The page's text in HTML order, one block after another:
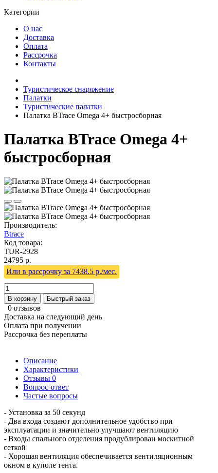
Категории
О нас
Доставка
Оплата
Рассрочка
Контакты
Туристическое снаряжение
Палатки
Туристические палатки
Палатка BTrace Omega 4+ быстросборная
Палатка BTrace Omega 4+
быстросборная
Производитель:
Btrace
Код товара:
TUR-2928
24795 р.
Или в рассрочку за 7438.5 р./мес.
В корзину Быстрый заказ
0 отзывов
Доставка на следующий день
Оплата при получении
Рассрочка без переплаты
Описание
Характеристики
Отзывы 0
Вопрос-ответ
Частые вопросы
- Установка за 50 секунд
- Два входа создают дополнительное удобство при
эксплуатации и значительно улучшают вентиляцию
- Входы спального отделения продублирован москитной
сеткой
- Хорошая вентиляция обеспечивается вентиляционным
окном в куполе тента.